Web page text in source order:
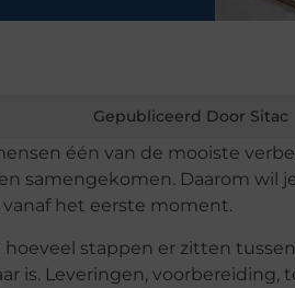
Gepubliceerd Door Sitac
één van de mooiste
samengekomen. Daarom wil
het eerste moment.
stappen er zitten
is. Leveringen,